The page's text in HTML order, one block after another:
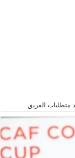
متطلبات الفريق